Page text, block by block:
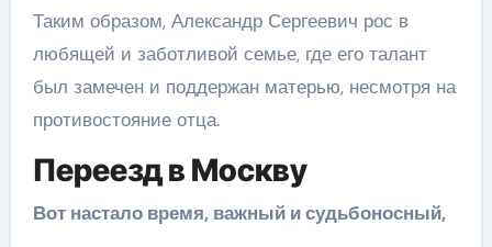
Таким образом, Александр Сергеевич рос в
любящей и заботливой семье, где его талант
был замечен и поддержан матерью, несмотря на
противостояние отца.
Переезд в Москву
Вот настало время, важный и судьбоносный,